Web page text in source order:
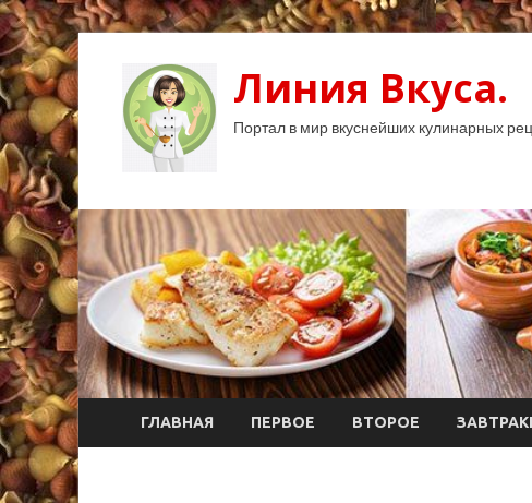
Линия Вкуса.
Портал в мир вкуснейших кулинарных
ГЛАВНАЯ ПЕРВОЕ ВТОРОЕ